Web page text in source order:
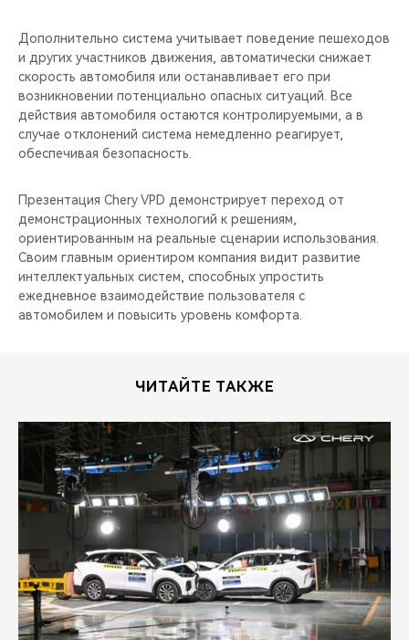
Дополнительно система учитывает поведение пешеходов
и других участников движения, автоматически снижает
скорость автомобиля или останавливает его при
возникновении потенциально опасных ситуаций. Все
действия автомобиля остаются контролируемыми, а в
случае отклонений система немедленно реагирует,
обеспечивая безопасность.
Презентация Chery VPD демонстрирует переход от
демонстрационных технологий к решениям,
ориентированным на реальные сценарии использования.
Своим главным ориентиром компания видит развитие
интеллектуальных систем, способных упростить
ежедневное взаимодействие пользователя с
автомобилем и повысить уровень комфорта.
ЧИТАЙТЕ ТАКЖЕ